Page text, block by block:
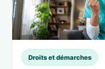
Droits et démarches